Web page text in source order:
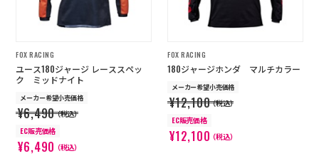
FOX RACING
ユース180ジャージ レーススペッ
ク ミッドナイト
メーカー希望小売価格
¥6,490（税込）
EC販売価格
¥6,490（税込）
FOX RACING
180ジャージホンダ マルチカラー
メーカー希望小売価格
¥12,100（税込）
EC販売価格
¥12,100（税込）